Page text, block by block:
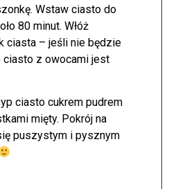
Wstaw ciasto do
80 minut. Włóż
ciasta – jeśli nie będzie
ciasto z owocami jest
ciasto cukrem pudrem
mięty. Pokrój na
puszystym i pysznym